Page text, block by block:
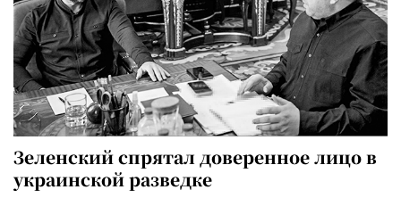
Зеленский спрятал доверенное лицо в
украинской разведке